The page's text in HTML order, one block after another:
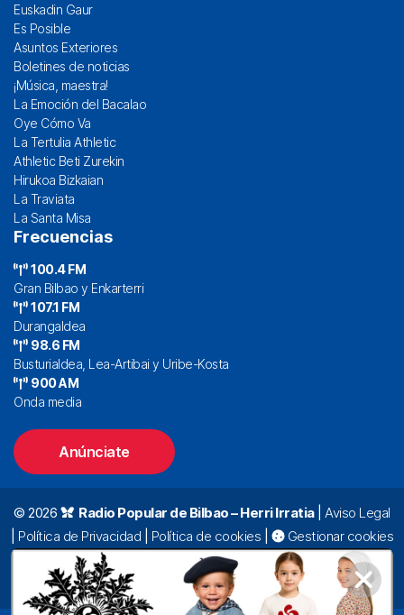
Euskadin Gaur
Es Posible
Asuntos Exteriores
Boletines de noticias
¡Música, maestra!
La Emoción del Bacalao
Oye Cómo Va
La Tertulia Athletic
Athletic Beti Zurekin
Hirukoa Bizkaian
La Traviata
La Santa Misa
Frecuencias
100.4 FM
Gran Bilbao y Enkarterri
107.1 FM
Durangaldea
98.6 FM
Busturialdea, Lea-Artibai y Uribe-Kosta
900 AM
Onda media
Anúnciate
© 2026 Radio Popular de Bilbao – Herri Irratia| Aviso Legal
Política de Privacidad Política de cookies
Gestionar cookies
Alda. Mazarredo, 47 – 7º 48009 Bilbao |
94 423 92 00|
oyentes@radiopopular.com